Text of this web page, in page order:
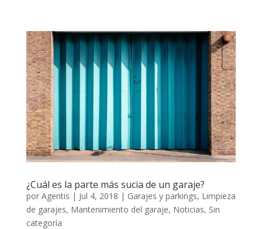
¿Cuál es la parte más sucia de un garaje?
por Agentis | Jul 4, 2018 | Garajes y parkings, Limpieza
de garajes, Mantenimiento del garaje, Noticias, Sin
categoría